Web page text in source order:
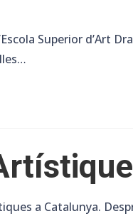
Superior d’Art
a Catalunya.